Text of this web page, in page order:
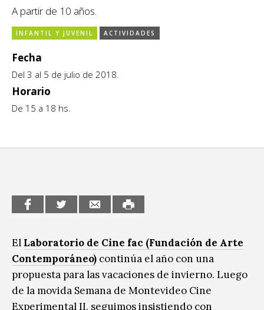
CCE en el interior/libros
Espacio itinerante de lectura infantil
Exposiciones
Género y Diversidad
Infantil y Juvenil
Sin categoría
A partir de 10 años.
INFANTIL Y JUVENIL ACTIVIDADES
Fecha
Del 3 al 5 de julio de 2018.
Horario
De 15 a 18 hs.
El Laboratorio de Cine fac (Fundación de Arte
Contemporáneo) continúa el año con una
propuesta para las vacaciones de invierno. Luego
de la movida Semana de Montevideo Cine
Experimental II, seguimos insistiendo con